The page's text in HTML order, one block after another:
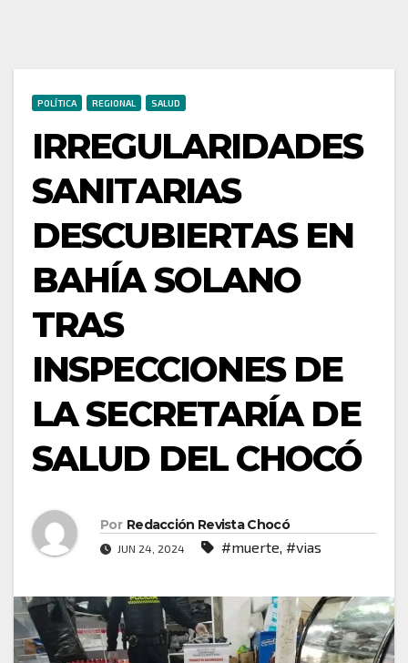
POLÍTICA REGIONAL SALUD
IRREGULARIDADES
SANITARIAS
DESCUBIERTAS EN
BAHÍA SOLANO
TRAS
INSPECCIONES DE
LA SECRETARÍA DE
SALUD DEL CHOCÓ
Por Redacción Revista Chocó
JUN 24, 2024 #muerte, #vias